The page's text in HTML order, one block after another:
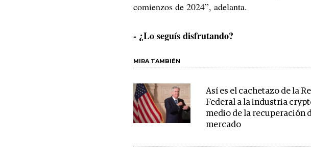
comienzos de 2024”, adelanta.
- ¿Lo seguís disfrutando?
MIRA TAMBIÉN
Así es el cachetazo de la
Federal a la industria
medio de la recuperación
mercado